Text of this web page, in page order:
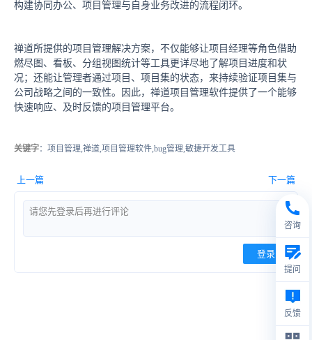
构建协同办公、项目管理与自身业务改进的流程闭环。
禅道所提供的项目管理解决方案，不仅能够让项目经理等角色借助
燃尽图、看板、分组视图统计等工具更详尽地了解项目进度和状
况；还能让管理者通过项目、项目集的状态，来持续验证项目集与
公司战略之间的一致性。因此，禅道项目管理软件提供了一个能够
快速响应、及时反馈的项目管理平台。
关键字：项目管理,禅道,项目管理软件,bug管理,敏捷开发工具
上一篇 下一篇
登录
咨询
提问
反馈